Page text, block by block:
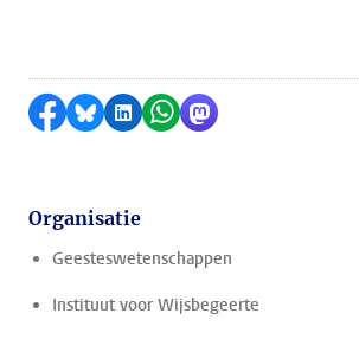
Delen op Facebook
Delen via Bluesky
Delen op LinkedIn
Delen via WhatsApp
Delen via
Organisatie
Geesteswetenschappen
Instituut voor Wijsbegeerte